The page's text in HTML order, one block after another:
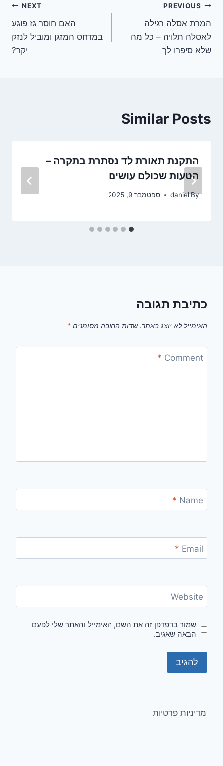
ניווט
PREVIOUS
המרת אסלה רגילה
לאסלה תלויה – כל מה
שלא סיפרו לך
NEXT
האם חוסר גז פוגע
במדחס המזגן ומוביל לנזק
יקר?
Similar Posts
התקנת תאורת לד נסתרת בתקרה –
הטעות שכולם עושים
By
daniel ספטמבר 9, 2025
כתיבת תגובה
האימייל לא יוצג באתר. שדות החובה מסומנים *
Comment
*
Name
*
Email
*
Website
שמור בדפדפן זה את השם, האימייל והאתר שלי לפעם
הבאה שאגיב.
מדיניות פרטיות